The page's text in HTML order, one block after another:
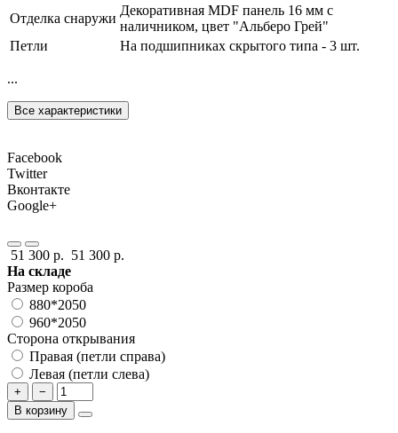
Отделка снаружи
Декоративная MDF панель 16 мм с
наличником, цвет "Альберо Грей"
Петли
На подшипниках скрытого типа - 3 шт.
...
Все характеристики
Facebook
Twitter
Вконтакте
Google+
51 300 р. 51 300 р.
На складе
Размер короба
880*2050
960*2050
Сторона открывания
Правая (петли справа)
Левая (петли слева)
+
−
В корзину